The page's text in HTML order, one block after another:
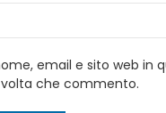
email e sito web in
che commento.